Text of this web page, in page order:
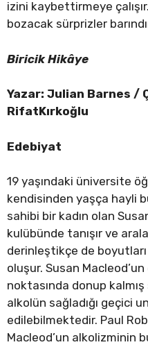
izini kaybettirmeye
bozacak sürprizler
Biricik Hikâye
Yazar: Julian Barnes /
RifatKırkoğlu
Edebiyat
19 yaşındaki üniversite
kendisinden yaşça hayli
sahibi bir kadın olan
kulübünde tanışır ve
derinleştikçe de
oluşur. Susan
noktasında donup
alkolün sağladığı geçici
edilebilmektedir. Paul
Macleod’un alkolizminin